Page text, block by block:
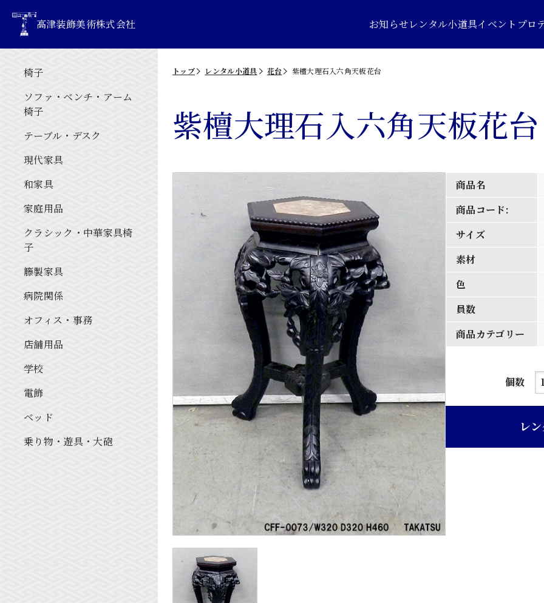
高津装飾美術株式会社 お知らせレンタル小道具イベントプロ
椅子
ソファ・ベンチ・アーム
椅子
テーブル・デスク
現代家具
和家具
家庭用品
クラシック・中華家具椅
子
籐製家具
病院関係
オフィス・事務
店舗用品
学校
電飾
ベッド
乗り物・遊具・大砲
トップ レンタル小道具 花台 紫檀大理石入六角天板花台
紫檀大理石入六角天板花台
商品名
商品コード:
サイズ
素材
色
員数
商品カテゴリー
個数
紫
レ